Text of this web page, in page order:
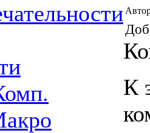
К